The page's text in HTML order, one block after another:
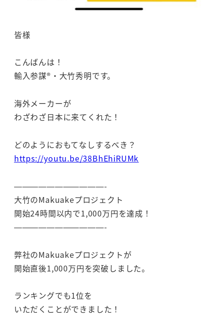
皆様
こんばんは！
輸入参謀®・大竹秀明です。
海外メーカーが
わざわざ日本に来てくれた！
どのようにおもてなしするべき？
https://youtu.be/38BhEhiRUMk
———————————-
大竹のMakuakeプロジェクト
開始24時間以内で1,000万円を達成！
———————————-
弊社のMakuakeプロジェクトが
開始直後1,000万円を突破しました。
ランキングでも1位を
いただくことができました！